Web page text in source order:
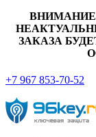
ЗАКАЗА
+7 967 853-70-52